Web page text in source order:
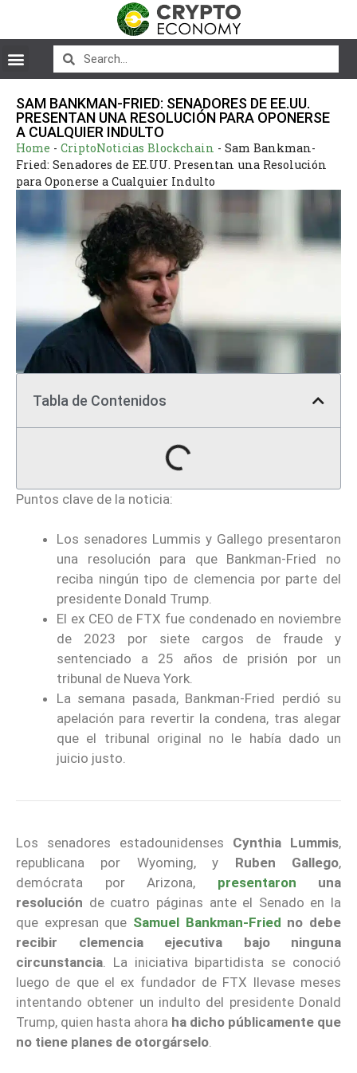
SAM BANKMAN-FRIED: SENADORES DE EE.UU.
PRESENTAN UNA RESOLUCIÓN PARA OPONERSE
A CUALQUIER INDULTO
Home - CriptoNoticias Blockchain - Sam Bankman-
Fried: Senadores de EE.UU. Presentan una Resolución
para Oponerse a Cualquier Indulto
Tabla de Contenidos
Puntos clave de la noticia:
Los senadores Lummis y Gallego presentaron
una resolución para que Bankman-Fried no
reciba ningún tipo de clemencia por parte del
presidente Donald Trump.
El ex CEO de FTX fue condenado en noviembre
de 2023 por siete cargos de fraude y
sentenciado a 25 años de prisión por un
tribunal de Nueva York.
La semana pasada, Bankman-Fried perdió su
apelación para revertir la condena, tras alegar
que el tribunal original no le había dado un
juicio justo.
Los senadores estadounidenses Cynthia Lummis,
republicana por Wyoming, y Ruben Gallego,
demócrata por Arizona, presentaron una
resolución de cuatro páginas ante el Senado en la
que expresan que Samuel Bankman-Fried no debe
recibir clemencia ejecutiva bajo ninguna
circunstancia. La iniciativa bipartidista se conoció
luego de que el ex fundador de FTX llevase meses
intentando obtener un indulto del presidente Donald
Trump, quien hasta ahora ha dicho públicamente que
no tiene planes de otorgárselo.